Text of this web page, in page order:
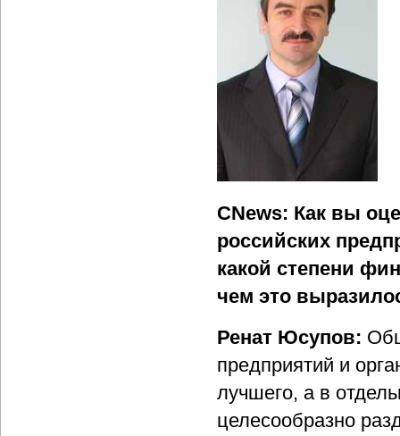
CNews: Как вы
российских
какой степени
чем это
Ренат Юсупов:
предприятий и
лучшего, а в
целесообразно